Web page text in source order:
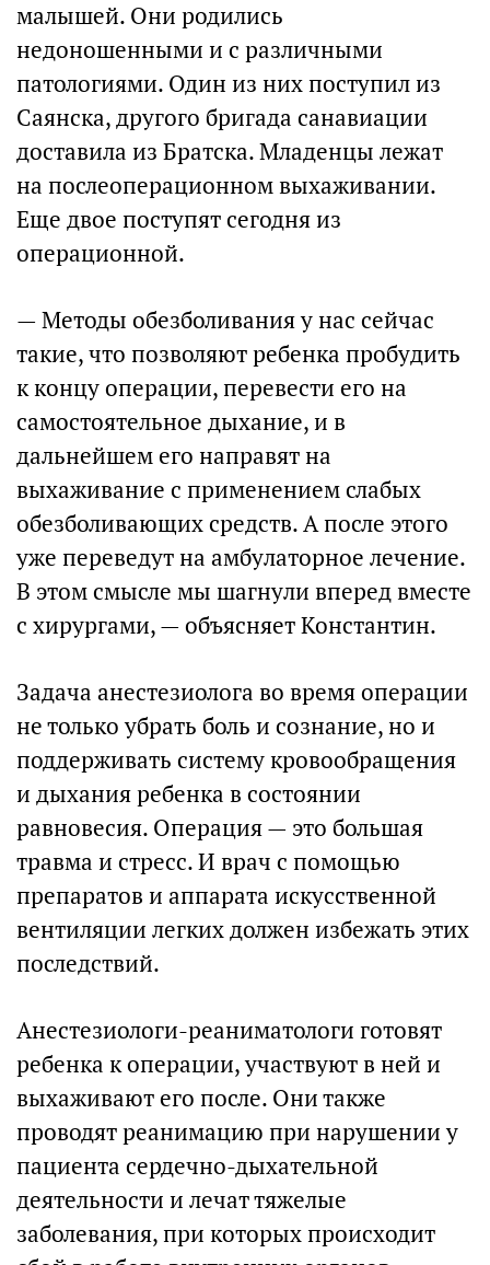
малышей. Они родились
недоношенными и с различными
патологиями. Один из них поступил из
Саянска, другого бригада санавиации
доставила из Братска. Младенцы лежат
на послеоперационном выхаживании.
Еще двое поступят сегодня из
операционной.
— Методы обезболивания у нас сейчас
такие, что позволяют ребенка пробудить
к концу операции, перевести его на
самостоятельное дыхание, и в
дальнейшем его направят на
выхаживание с применением слабых
обезболивающих средств. А после этого
уже переведут на амбулаторное лечение.
В этом смысле мы шагнули вперед вместе
с хирургами, — объясняет Константин.
Задача анестезиолога во время операции
не только убрать боль и сознание, но и
поддерживать систему кровообращения
и дыхания ребенка в состоянии
равновесия. Операция — это большая
травма и стресс. И врач с помощью
препаратов и аппарата искусственной
вентиляции легких должен избежать этих
последствий.
Анестезиологи-реаниматологи готовят
ребенка к операции, участвуют в ней и
выхаживают его после. Они также
проводят реанимацию при нарушении у
пациента сердечно-дыхательной
деятельности и лечат тяжелые
заболевания, при которых происходит